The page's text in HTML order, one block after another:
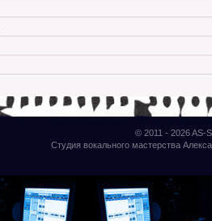
© 2011 - 2026AS-
Студия вокального мастерства